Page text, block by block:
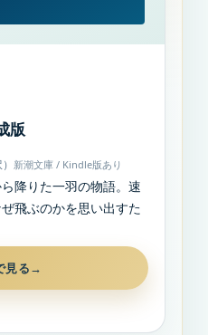
版
新潮文庫 / Kindle版あり
降りた一羽の物語。速
飛ぶのかを思い出すた
見る→